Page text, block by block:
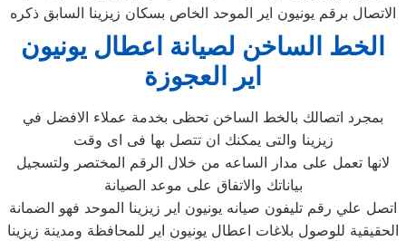
الاتصال برقم يونيون اير الموحد الخاص بسكان زيزينا السابق ذكره
الخط الساخن لصيانة اعطال يونيون
اير العجوزة
بمجرد اتصالك بالخط الساخن تحظى بخدمة عملاء الافضل في
زيزينا والتى يمكنك ان تتصل بها فى اى وقت
لانها تعمل على مدار الساعه من خلال الرقم المختصر ولتسجيل
بياناتك والاتفاق على موعد الصيانة
اتصل علي رقم تليفون صيانه يونيون اير زيزينا الموحد فهو الضمانة
الحقيقية للوصول بلاغات اعطال يونيون اير للمحافظة ومدينة زيزينا